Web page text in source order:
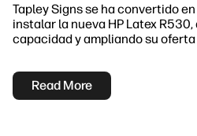
Tapley Signs se ha convertido
instalar la nueva HP Latex
capacidad y ampliando su
Read More